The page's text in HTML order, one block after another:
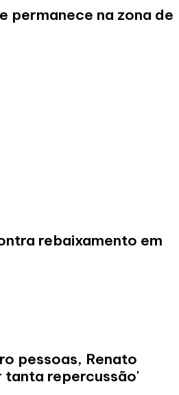
permanece na zona de
rebaixamento em
pessoas, Renato
tanta repercussão'